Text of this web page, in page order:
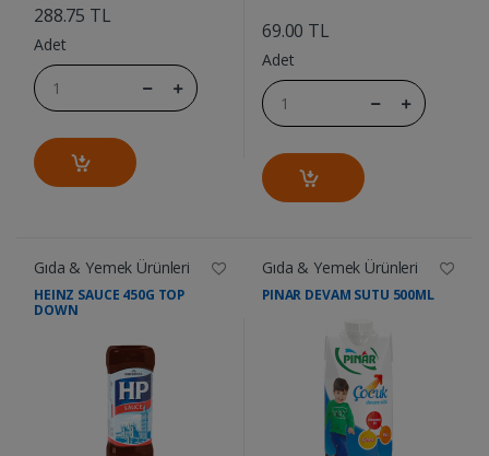
288.75 TL
Adet
69.00 TL
Adet
Gıda & Yemek Ürünleri
HEINZ SAUCE 450G TOP
DOWN
Gıda & Yemek Ürünleri
PINAR DEVAM SUTU 500ML